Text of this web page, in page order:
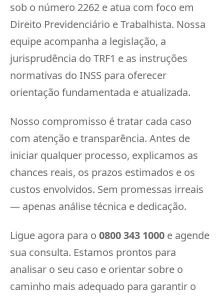
sob o número 2262 e atua com foco em
Direito Previdenciário e Trabalhista. Nossa
equipe acompanha a legislação, a
jurisprudência do TRF1 e as instruções
normativas do INSS para oferecer
orientação fundamentada e atualizada.
Nosso compromisso é tratar cada caso
com atenção e transparência. Antes de
iniciar qualquer processo, explicamos as
chances reais, os prazos estimados e os
custos envolvidos. Sem promessas irreais
— apenas análise técnica e dedicação.
Ligue agora para o 0800 343 1000 e agende
sua consulta. Estamos prontos para
analisar o seu caso e orientar sobre o
caminho mais adequado para garantir o